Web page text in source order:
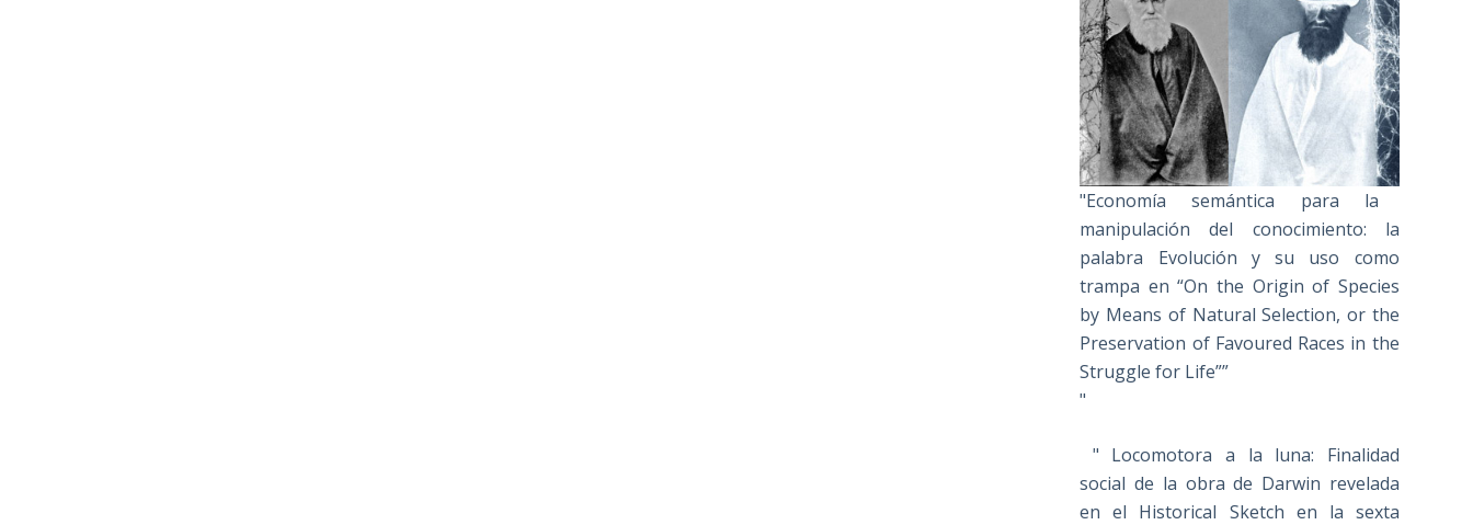
"Economía semántica para la
manipulación del conocimiento: la
palabra Evolución y su uso como
trampa en “On the Origin of Species
by Means of Natural Selection, or the
Preservation of Favoured Races in the
Struggle for Life””
"
" Locomotora a la luna: Finalidad
social de la obra de Darwin revelada
en el Historical Sketch en la sexta